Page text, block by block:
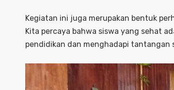
Kegiatan ini juga merupakan bentuk
Kita percaya bahwa siswa yang sehat
pendidikan dan menghadapi tantangan